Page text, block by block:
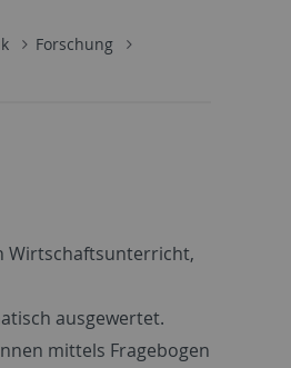
Forschung
Wirtschaftsunterricht,
ausgewertet.
mittels Fragebogen